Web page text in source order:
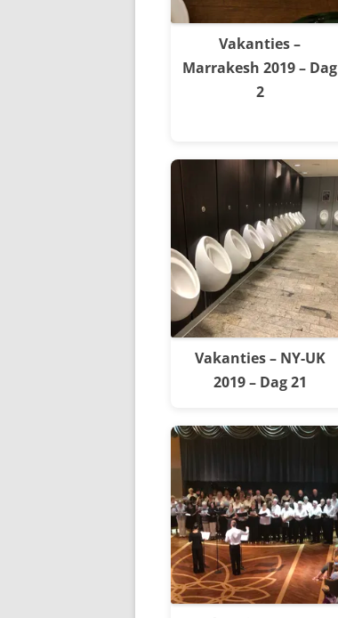
Vakanties –
Marrakesh 2019 – Dag
2
Vakanties – NY-UK
2019 – Dag 21